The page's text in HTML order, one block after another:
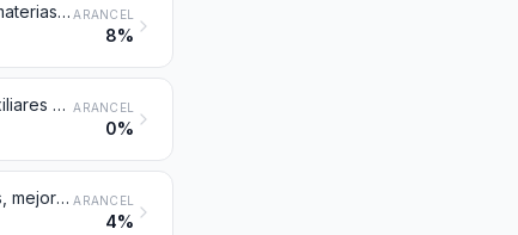
Aprestos y productos de acabado, aceleradores de tintura o de fijación de materias colorantes y demás productos y preparaciones (por ejemplo: aprestos y mordientes), de los tipos utilizados en la industria textil, del papel, del cuero o industrias similares, no expresados ni comprendidos en otra parte ARANCEL
8%
Preparaciones para el decapado de metal; flujos y demás preparaciones auxiliares para soldar metal; pastas y polvos para soldar, constituidos por metal y otros productos; preparaciones de los tipos utilizados para recubrir o rellenar electrodos o varillas de soldadura ARANCEL
0%
Preparaciones antidetonantes, inhibidores de oxidación, aditivos peptizantes, mejoradores de viscosidad, anticorrosivos y demás aditivos preparados para aceites minerales, incluida la gasolina, u otros líquidos utilizados para los mismos fines que los aceites minerales ARANCEL
4%